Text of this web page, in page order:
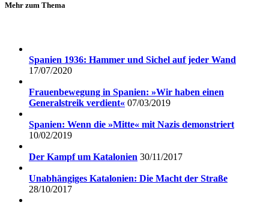
Mehr zum Thema
Spanien 1936: Hammer und Sichel auf jeder Wand
17/07/2020
Frauenbewegung in Spanien: »Wir haben einen
Generalstreik verdient« 07/03/2019
Spanien: Wenn die »Mitte« mit Nazis demonstriert
10/02/2019
Der Kampf um Katalonien 30/11/2017
Unabhängiges Katalonien: Die Macht der Straße
28/10/2017